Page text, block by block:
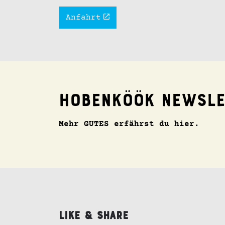
Anfahrt
Hobenköök
Mehr GUTES erfährst du hier.
Like & Share